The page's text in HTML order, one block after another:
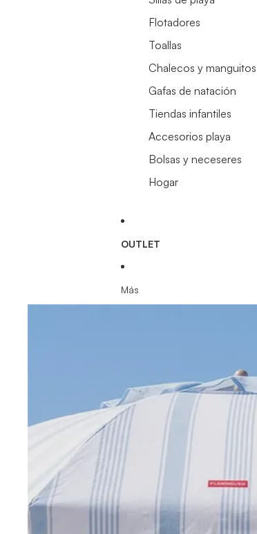
Flotadores
Toallas
Chalecos y manguitos
Gafas de natación
Tiendas infantiles
Accesorios playa
Bolsas y neceseres
Hogar
OUTLET
Más